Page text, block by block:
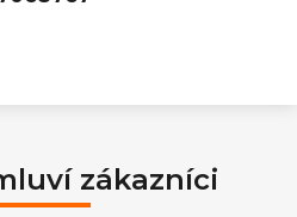
zákazníci